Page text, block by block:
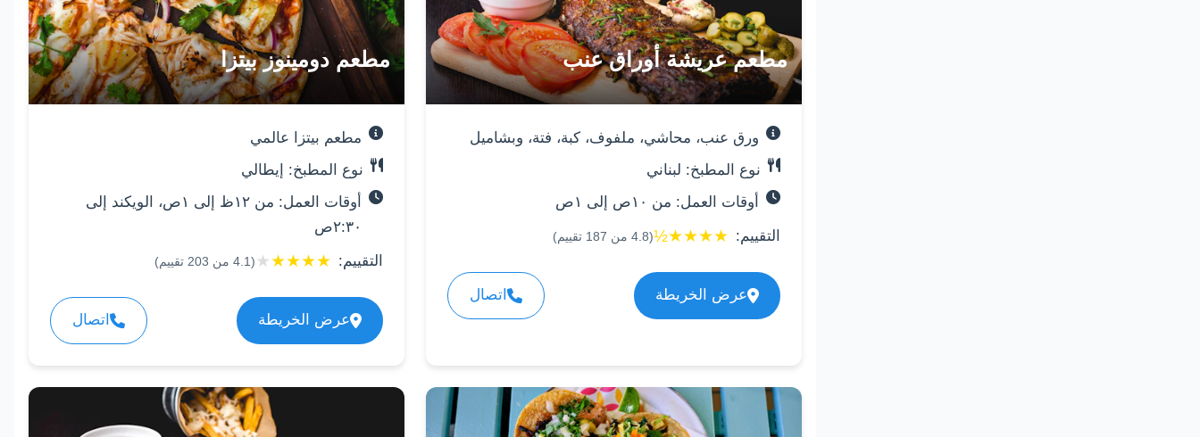
مطعم عريشة أوراق عنب
ورق عنب، محاشي، ملفوف، كبة، فتة، وبشاميل
نوع المطبخ: لبناني
أوقات العمل: من ١٠ص إلى ١ص
التقييم: ★
★
★
★
½
(
4.8من 187 تقييم)
عرض الخريطة اتصال
مطعم دومينوز بيتزا
مطعم بيتزا عالمي
نوع المطبخ: إيطالي
أوقات العمل: من ١٢ظ إلى ١ص، الويكند إلى
٢:٣٠ص
التقييم: ★
★
★
★
★
(
4.1من 203 تقييم)
عرض الخريطة اتصال